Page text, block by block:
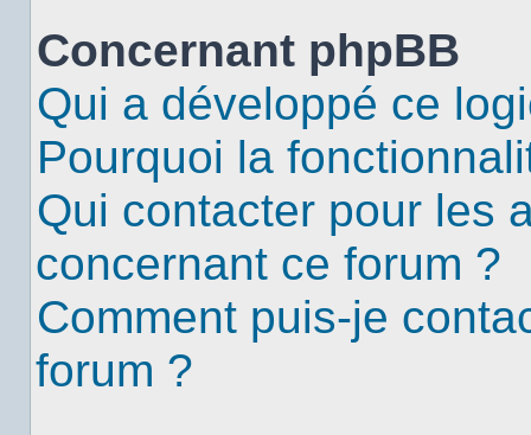
Concernant phpBB
Qui a développé ce
Pourquoi la
Qui contacter pour les
concernant ce forum ?
Comment puis-je
forum ?